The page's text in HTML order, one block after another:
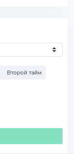
Второй тайм